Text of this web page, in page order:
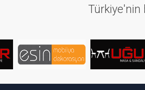
Türkiye'nin